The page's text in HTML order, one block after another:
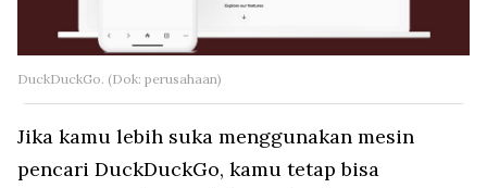
DuckDuckGo. (Dok: perusahaan)
Jika kamu lebih suka menggunakan mesin
pencari DuckDuckGo, kamu tetap bisa